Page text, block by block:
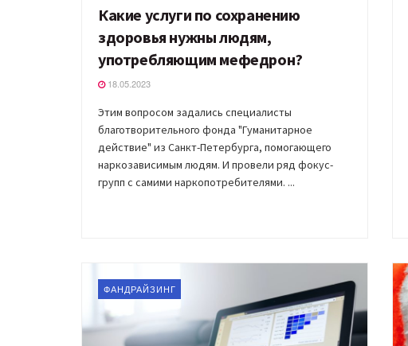
Какие услуги по сохранению
здоровья нужны людям,
употребляющим мефедрон?
18.05.2023
Этим вопросом задались специалисты
благотворительного фонда "Гуманитарное
действие" из Санкт-Петербурга, помогающего
наркозависимым людям. И провели ряд фокус-
групп с самими наркопотребителями. ...
ФАНДРАЙЗИНГ